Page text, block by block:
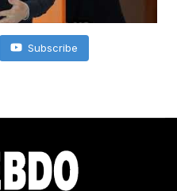
Subscribe